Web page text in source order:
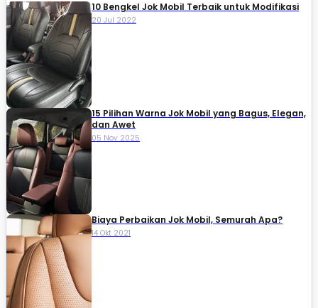
10 Bengkel Jok Mobil Terbaik untuk Modifikasi
20 Jul 2022
15 Pilihan Warna Jok Mobil yang Bagus, Elegan,
dan Awet
05 Nov 2025
Biaya Perbaikan Jok Mobil, Semurah Apa?
14 Okt 2021